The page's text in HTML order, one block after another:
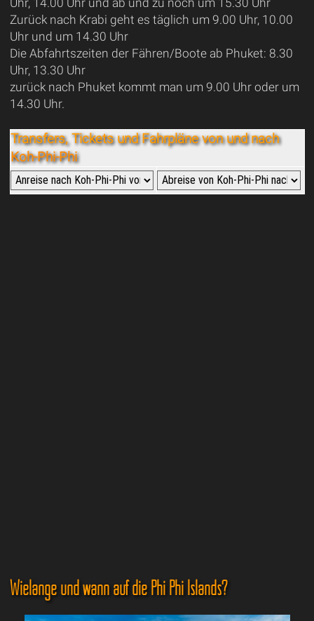
Zurück nach Krabi geht es täglich um 9.00 Uhr, 10.00
Uhr und um 14.30 Uhr
Die Abfahrtszeiten der Fähren/Boote ab Phuket: 8.30
Uhr, 13.30 Uhr
zurück nach Phuket kommt man um 9.00 Uhr oder um
14.30 Uhr.
Transfers, Tickets und Fahrpläne von und nach
Koh-Phi-Phi
Wielange und wann auf die Phi Phi Islands?